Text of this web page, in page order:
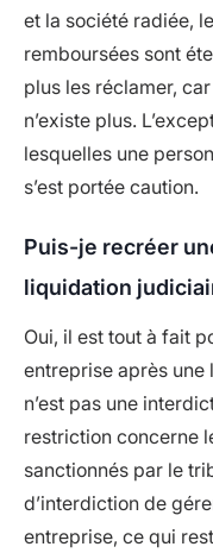
et la société radiée,
remboursées sont
plus les réclamer,
n’existe plus.
lesquelles une
s’est portée caution.
Puis-je recréer
liquidation
Oui, il est tout à fait
entreprise après une
n’est pas une
restriction concerne
sanctionnés par le
d’interdiction de
entreprise, ce qui